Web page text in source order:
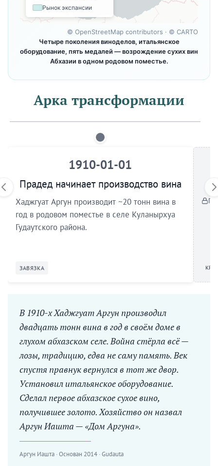
Рынок экспансии
© OpenStreetMap contributors · © CARTO
Четыре поколения виноделов, итальянское
оборудование, пять медалей — возрождение сухих вин
Абхазии в одном родовом поместье.
Арка трансформации
1910-01-01
Прадед начинает производство вина
Хаджгуат Аргун производит ~20 тонн вина в
год в родовом поместье в селе Куланырхуа
Гудаутского района.
ЗАВЯЗКА
В 1910-х Хаджгуат Аргун производил
двадцать тонн вина в год в своём доме в
глухом абхазском селе. Война стёрла всё —
лозы, традицию, едва не саму память. Век
спустя правнук вернулся в тот же двор.
Установил итальянское оборудование.
Сделал первое абхазское сухое вино,
получившее золото. Хозяйство он назвал
Аргун Иашта — «Дом Аргуна».
Аргун Иашта · Основан 2014 · Gudauta